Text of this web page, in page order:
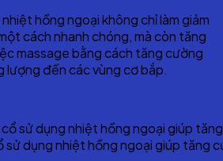
hồng ngoại không chỉ làm giảm
cách nhanh chóng, mà còn tăng
massage bằng cách tăng cường
lượng đến các vùng cơ bắp.
sử dụng nhiệt hồng ngoại giúp tăng